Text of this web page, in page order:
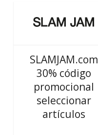
SLAMJAM.com
30% código
promocional
seleccionar
artículos